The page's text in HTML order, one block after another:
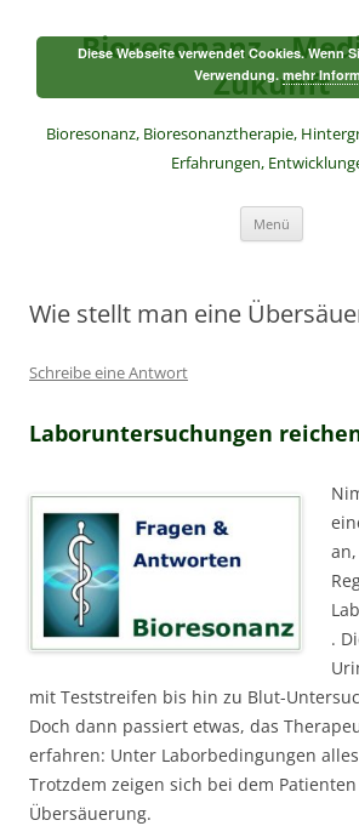
springenBioresonanz –
Zukunft
Bioresonanz, Bioresonanztherapie,
Erfahrungen,
Menü
Wie stellt man eine
Schreibe eine Antwort
Laboruntersuchungen
.
mit Teststreifen bis hin zu Blut-
Doch dann passiert etwas, das
erfahren: Unter Laborbedingungen
Trotzdem zeigen sich bei dem
Übersäuerung.
Diese Webseite verwendet Cookies. Wenn
Verwendung.mehr